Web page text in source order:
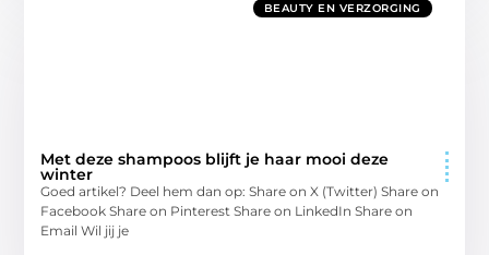
BEAUTY EN VERZORGING
Met deze shampoos blijft je haar mooi deze
winter
Goed artikel? Deel hem dan op: Share on X (Twitter) Share on
Facebook Share on Pinterest Share on LinkedIn Share on
Email Wil jij je